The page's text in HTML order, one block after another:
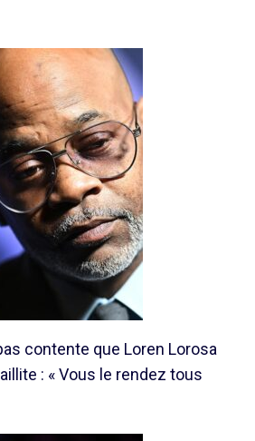
contente que Loren Lorosa
: « Vous le rendez tous